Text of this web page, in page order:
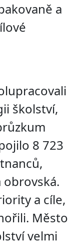
a
školství,
8 723
obrovská.
a cíle,
Město
velmi